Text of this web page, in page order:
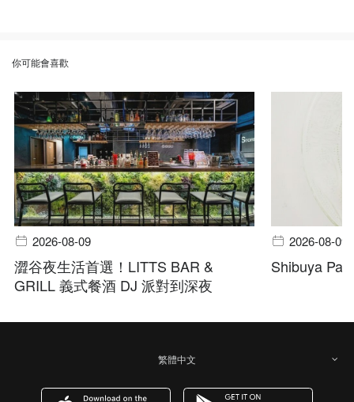
你可能會喜歡
2026-08-09
澀谷夜生活首選！LITTS BAR &
GRILL 義式餐酒 DJ 派對到深夜
2026-08-09
Shibuya
繁體中文